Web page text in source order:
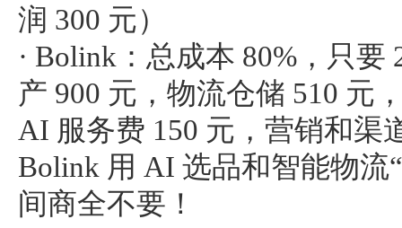
润 300 元）
· Bolink：总成本 80%，只要
产 900 元，物流仓储 510 元
AI 服务费 150 元，营销和渠
Bolink 用 AI 选品和智能物流
间商全不要！